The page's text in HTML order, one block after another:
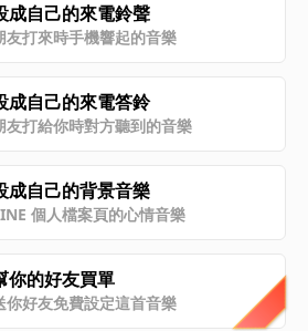
成自己的來電鈴聲
友打來時手機響起的音樂
成自己的來電答鈴
友打給你時對方聽到的音樂
成自己的背景音樂
個人檔案頁的心情音樂
你的好友買單
你好友免費設定這首音樂